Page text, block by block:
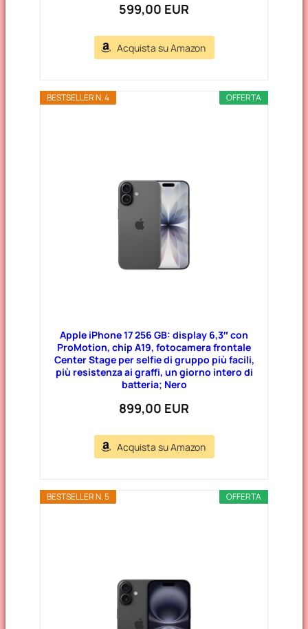
599,00 EUR
Acquista su Amazon
OFFERTA
BESTSELLER N. 4
Apple iPhone 17 256 GB: display 6,3″ con
ProMotion, chip A19, fotocamera frontale
Center Stage per selfie di gruppo più facili,
più resistenza ai graffi, un giorno intero di
batteria; Nero
899,00 EUR
Acquista su Amazon
OFFERTA
BESTSELLER N. 5